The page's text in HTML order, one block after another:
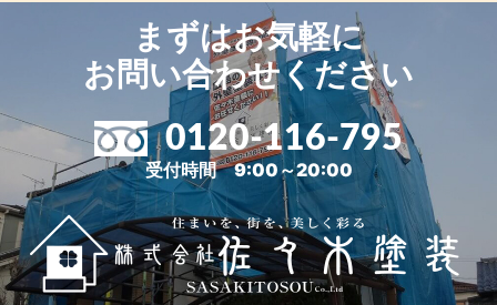
まずはお気軽に
お問い合わせください
0120-116-795
受付時間 9:00～20:00